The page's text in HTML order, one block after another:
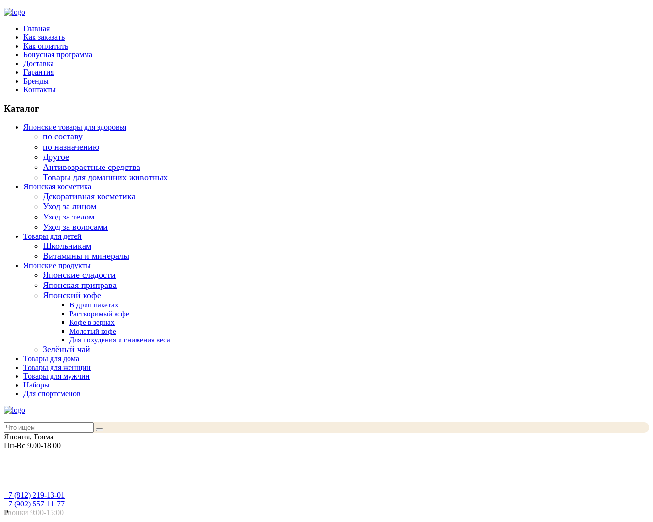
Главная
Как заказать
Как оплатить
Бонусная программа
Доставка
Гарантия
Бренды
Контакты
Каталог
Японские товары для здоровья
по составу
по назначению
Другое
Антивозрастные средства
Товары для домашних животных
Японская косметика
Декоративная косметика
Уход за лицом
Уход за телом
Уход за волосами
Товары для детей
Школьникам
Витамины и минералы
Японские продукты
Японские сладости
Японская приправа
Японский кофе
В дрип пакетах
Растворимый кофе
Кофе в зернах
Молотый кофе
Для похудения и снижения веса
Зелёный чай
Товары для дома
Товары для женщин
Товары для мужчин
Наборы
Для спортсменов
Япония, Тояма
Пн-Вс 9.00-18.00
+7 (812) 219-13-01
+7 (902) 557-11-77
Звонки 9:00-15:00
Р